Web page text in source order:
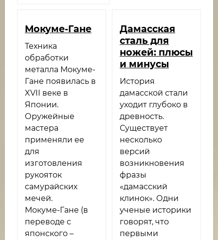
Мокуме-Гане
Техника
обработки
металла Мокуме-
Гане появилась в
XVII веке в
Японии.
Оружейные
мастера
применяли ее
для
изготовления
рукояток
самурайских
мечей.
Мокуме-Гане (в
переводе с
японского –
Дамасская
сталь для
ножей: плюсы
и минусы
История
дамасской стали
уходит глубоко в
древность.
Существует
несколько
версий
возникновения
фразы
«дамасский
клинок». Одни
ученые историки
говорят, что
первыми